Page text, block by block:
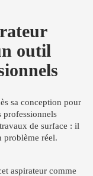
outil
sa conception pour
professionnels
de surface : il
problème réel.
aspirateur comme